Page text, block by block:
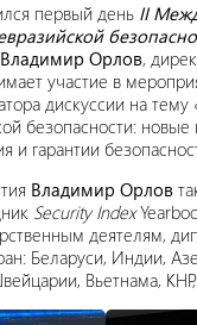
первый день II
Владимир Орлов,
участие в
дискуссии на
безопасности:
и гарантии
Владимир Орлов
Security Index
деятелям,
Беларуси, Индии,
Вьетнама,